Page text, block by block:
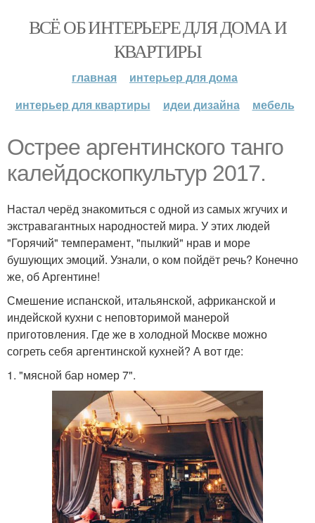
ВСЁ ОБ ИНТЕРЬЕРЕ ДЛЯ ДОМА И
КВАРТИРЫ
главная
интерьер для дома
интерьер для квартиры
идеи дизайна мебель
Острее аргентинского танго
калейдоскопкультур 2017.
Настал черёд знакомиться с одной из самых жгучих и
экстравагантных народностей мира. У этих людей
"Горячий" темперамент, "пылкий" нрав и море
бушующих эмоций. Узнали, о ком пойдёт речь? Конечно
же, об Аргентине!
Смешение испанской, итальянской, африканской и
индейской кухни с неповторимой манерой
приготовления. Где же в холодной Москве можно
согреть себя аргентинской кухней? А вот где:
1. "мясной бар номер 7".